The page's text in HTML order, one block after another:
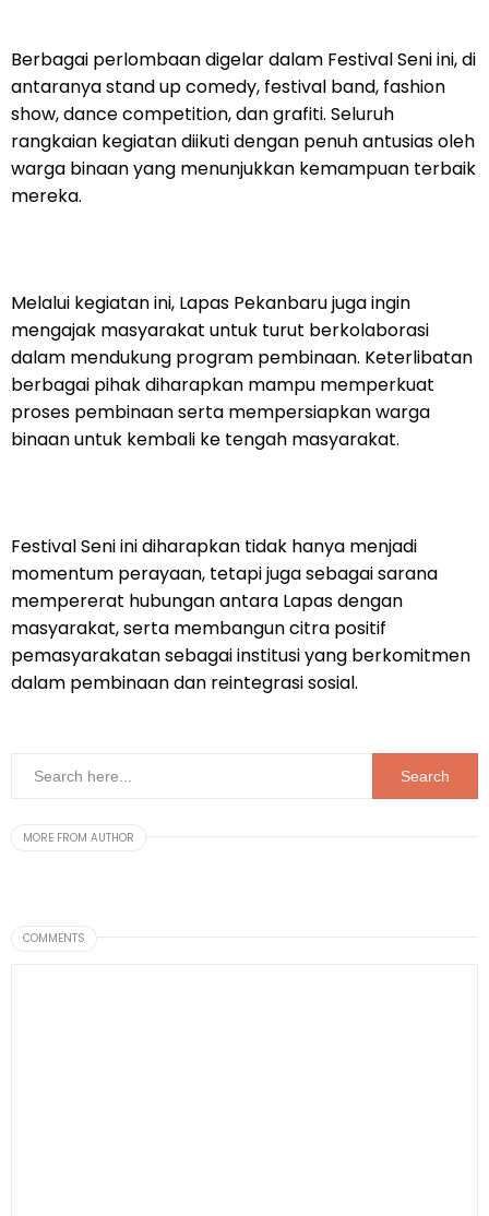
Berbagai perlombaan digelar dalam Festival Seni ini, di
antaranya stand up comedy, festival band, fashion
show, dance competition, dan grafiti. Seluruh
rangkaian kegiatan diikuti dengan penuh antusias oleh
warga binaan yang menunjukkan kemampuan terbaik
mereka.
Melalui kegiatan ini, Lapas Pekanbaru juga ingin
mengajak masyarakat untuk turut berkolaborasi
dalam mendukung program pembinaan. Keterlibatan
berbagai pihak diharapkan mampu memperkuat
proses pembinaan serta mempersiapkan warga
binaan untuk kembali ke tengah masyarakat.
Festival Seni ini diharapkan tidak hanya menjadi
momentum perayaan, tetapi juga sebagai sarana
mempererat hubungan antara Lapas dengan
masyarakat, serta membangun citra positif
pemasyarakatan sebagai institusi yang berkomitmen
dalam pembinaan dan reintegrasi sosial.
MORE FROM AUTHOR
COMMENTS